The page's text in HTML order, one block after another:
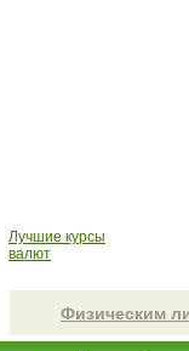
Лучшие курсы
валют
Физическим